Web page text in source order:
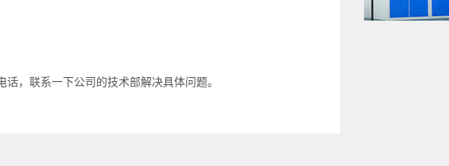
，联系一下公司的技术部解决具体问题。